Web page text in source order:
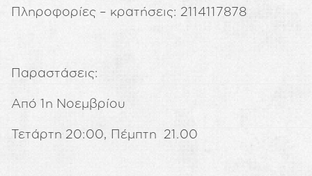
Πληροφορίες – κρατήσεις: 2114117878
Παραστάσεις:
Από 1η Νοεμβρίου
Τετάρτη 20:00, Πέμπτη 21.00